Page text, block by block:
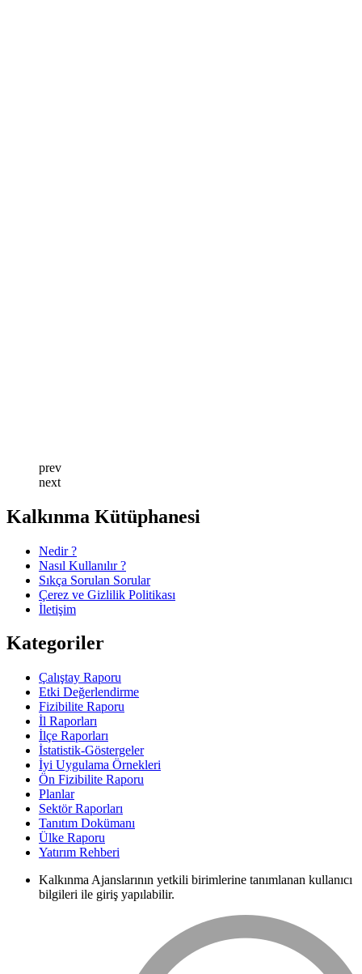
prev
next
Kalkınma Kütüphanesi
Nedir ?
Nasıl Kullanılır ?
Sıkça Sorulan Sorular
Çerez ve Gizlilik Politikası
İletişim
Kategoriler
Çalıştay Raporu
Etki Değerlendirme
Fizibilite Raporu
İl Raporları
İlçe Raporları
İstatistik-Göstergeler
İyi Uygulama Örnekleri
Ön Fizibilite Raporu
Planlar
Sektör Raporları
Tanıtım Dokümanı
Ülke Raporu
Yatırım Rehberi
Kalkınma Ajanslarının yetkili birimlerine tanımlanan kullanıcı
bilgileri ile giriş yapılabilir.